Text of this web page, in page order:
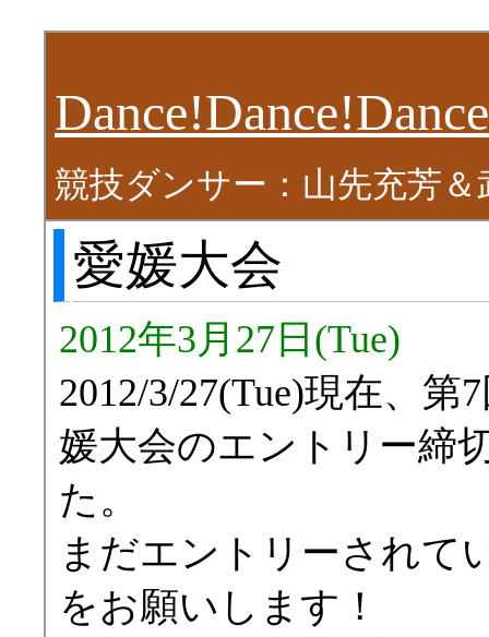
競技ダンサー：山先充芳
愛媛大会
2012年3月27日(Tue)
2012/3/27(Tue)現在、
媛大会のエントリー締
た。
まだエントリーされて
をお願いします！